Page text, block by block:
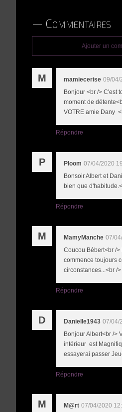
Commentaires
Ajouter un
M mamiecerise 09/04/
Bonjour <br /> C'est
moment de
Répondre
P Ploom 07/04/2020
Bonsoir Albert et
bien que
Répondre
M MamyManche 07/
Coucou Bébert<br /
commence toujours
circonstances...<br /
Répondre
D Danielle1943 07/04/
Bonjour Albert<br />
intérieur est
essayerai passer
Répondre
M M@rt 07/04/2020